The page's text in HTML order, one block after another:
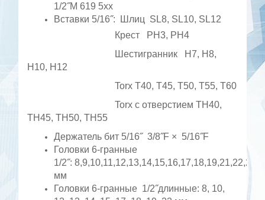
1/2˝M 619 5хх
Вставки 5/16˝: Шлиц SL8, SL10, SL12
Крест PH3, PH4
Шестигранник H7, H8,
H10, H12
Torx T40, T45, T50, T55, T60
Torx c отверстием TH40,
TH45, TH50, TH55
Держатель бит 5/16˝ 3/8˝F × 5/16˝F
Головки 6-гранные
1/2˝:
мм
Головки 6-гранные 1/2˝длинные: 8, 10,